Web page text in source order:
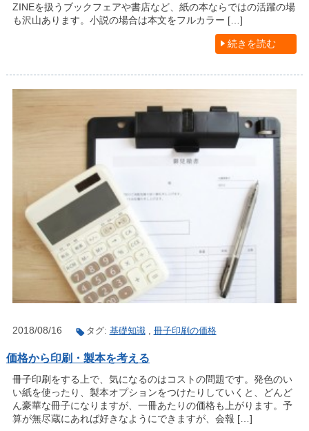
ZINEを扱うブックフェアや書店など、紙の本ならではの活躍の場
も沢山あります。小説の場合は本文をフルカラー […]
続きを読む
2018/08/16 タグ: 基礎知識, 冊子印刷の価格
価格から印刷・製本を考える
冊子印刷をする上で、気になるのはコストの問題です。発色のい
い紙を使ったり、製本オプションをつけたりしていくと、どんど
ん豪華な冊子になりますが、一冊あたりの価格も上がります。予
算が無尽蔵にあれば好きなようにできますが、会報 […]